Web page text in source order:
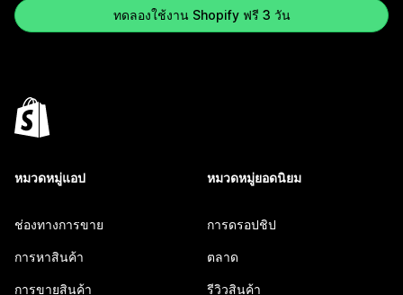
ทดลองใช้งาน Shopify ฟรี 3 วัน
หมวดหมู่แอป
ช่องทางการขาย
การหาสินค้า
การขายสินค้า
หมวดหมู่ยอดนิยม
การดรอปชิป
ตลาด
รีวิวสินค้า